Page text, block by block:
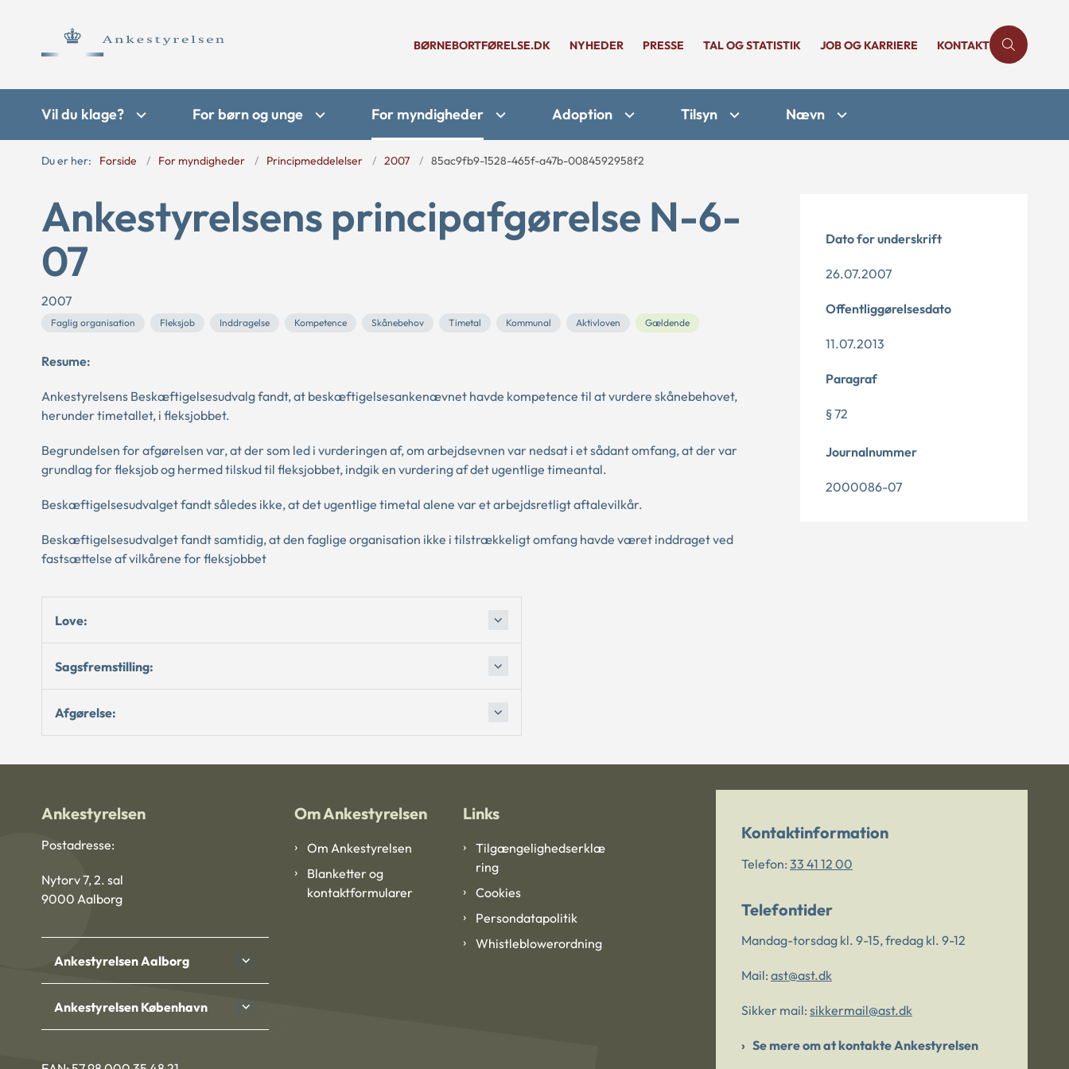
BØRNEBORTFØRELSE.DK NYHEDER PRESSE TAL OG STATISTIK JOB OG KARRIERE KONTAKT
Vil du klage? For børn og unge For myndigheder Adoption Tilsyn Nævn
Du er her: Forside For myndigheder Principmeddelelser 2007 85ac9fb9-1528-465f-a47b-0084592958f2
Ankestyrelsens principafgørelse N-6-
07
2007
Faglig organisation Fleksjob Inddragelse Kompetence Skånebehov Timetal Kommunal Aktivloven Gældende
Resume:
Ankestyrelsens Beskæftigelsesudvalg fandt, at beskæftigelsesankenævnet havde kompetence til at vurdere skånebehovet,
herunder timetallet, i fleksjobbet.
Begrundelsen for afgørelsen var, at der som led i vurderingen af, om arbejdsevnen var nedsat i et sådant omfang, at der var
grundlag for fleksjob og hermed tilskud til fleksjobbet, indgik en vurdering af det ugentlige timeantal.
Beskæftigelsesudvalget fandt således ikke, at det ugentlige timetal alene var et arbejdsretligt aftalevilkår.
Beskæftigelsesudvalget fandt samtidig, at den faglige organisation ikke i tilstrækkeligt omfang havde været inddraget ved
fastsættelse af vilkårene for fleksjobbet
Love:
Sagsfremstilling:
Afgørelse:
Dato for underskrift
26.07.2007
Offentliggørelsesdato
11.07.2013
Paragraf
§ 72
Journalnummer
2000086-07
Ankestyrelsen
Postadresse:
Nytorv 7, 2. sal
9000 Aalborg
Ankestyrelsen Aalborg
Ankestyrelsen København
Om Ankestyrelsen
Om Ankestyrelsen
Blanketter og
kontaktformularer
Links
Tilgængelighedserklæ
ring
Cookies
Persondatapolitik
Whistleblowerordning
Kontaktinformation
Telefon: 33 41 12 00
Telefontider
Mandag-torsdag kl. 9-15, fredag kl. 9-12
Mail: ast@ast.dk
Sikker mail: sikkermail@ast.dk
Se mere om at kontakte Ankestyrelsen